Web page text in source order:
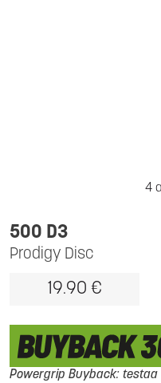
4
Prodigy Disc
500 D3
19.90 €
Powergrip Buyback: